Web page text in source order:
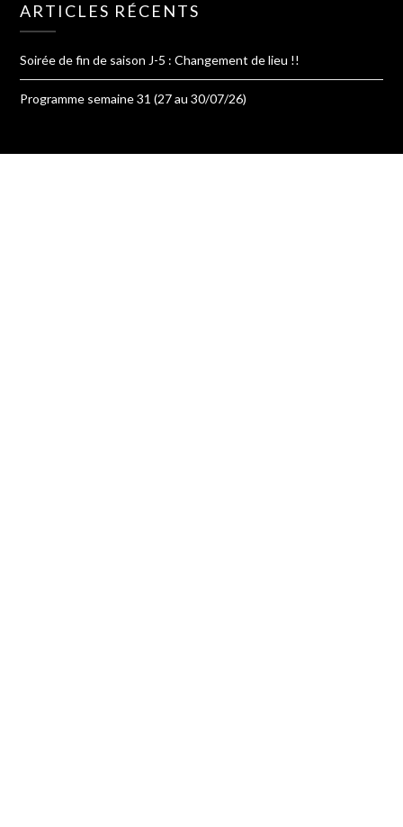
ARTICLES RÉCENTS
Soirée de fin de saison J-5 : Changement de lieu !!
Programme semaine 31 (27 au 30/07/26)